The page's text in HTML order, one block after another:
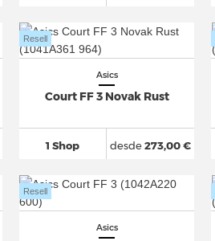
Asics
Court FF 3 Novak Rust
1 Shop
Resell
desde273,00 €
Asics
Resell